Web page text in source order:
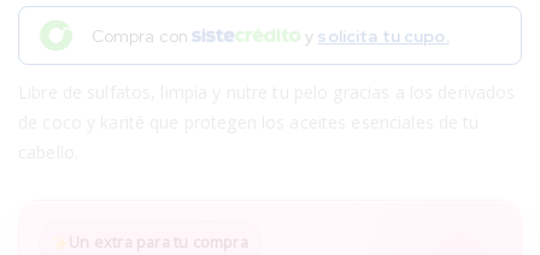
Compra con y solicita tu cupo.
Un extra para tu compra